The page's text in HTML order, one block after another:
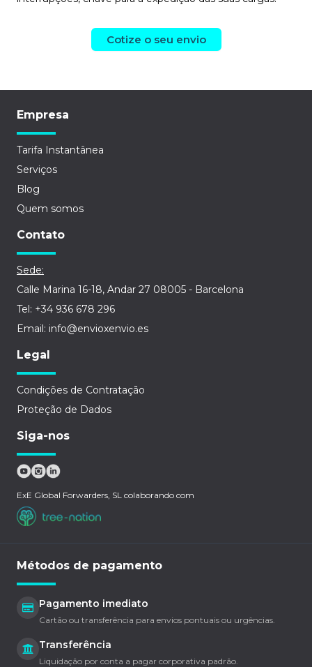
Cotize o seu envio
Empresa
Tarifa Instantânea
Serviços
Blog
Quem somos
Contato
Sede:
Calle Marina 16-18, Andar 27 08005 - Barcelona
Tel: +34 936 678 296
Email: info@envioxenvio.es
Legal
Condições de Contratação
Proteção de Dados
Siga-nos
ExE Global Forwarders, SL colaborando com
Métodos de pagamento
Pagamento imediato
Cartão ou transferência para envios pontuais ou urgências.
Transferência
Liquidação por conta a pagar corporativa padrão.